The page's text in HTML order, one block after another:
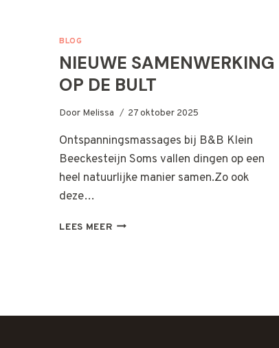
BLOG
NIEUWE SAMENWERKING
OP DE BULT
Door Melissa 27 oktober 2025
Ontspanningsmassages bij B&B Klein
Beeckesteijn Soms vallen dingen op een
heel natuurlijke manier samen.Zo ook
deze…
LEES MEERNIEUWE